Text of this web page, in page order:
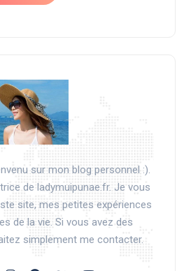
sur mon blog personnel :).
de ladymuipunae.fr. Je vous
site, mes petites expériences
de la vie. Si vous avez des
simplement me contacter.